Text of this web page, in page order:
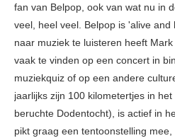
fan van Belpop, ook van wat nu in
veel, heel veel. Belpop is 'alive and
naar muziek te luisteren heeft
vaak te vinden op een concert in
muziekquiz of op een andere
jaarlijks zijn 100 kilometertjes in
beruchte Dodentocht), is actief in
pikt graag een tentoonstelling